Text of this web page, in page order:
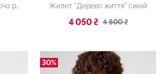
Жилет стьобаний "Летюча риба" блакитний Жилет "Дерево життя" синій
4 050 ₴ 4 500 ₴
30%